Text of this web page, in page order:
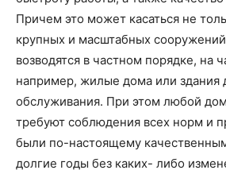
Причем это может касаться не
крупных и масштабных
возводятся в частном порядке, на
например, жилые дома или здания
обслуживания. При этом любой
требуют соблюдения всех норм и
были по-настоящему
долгие годы без каких- либо